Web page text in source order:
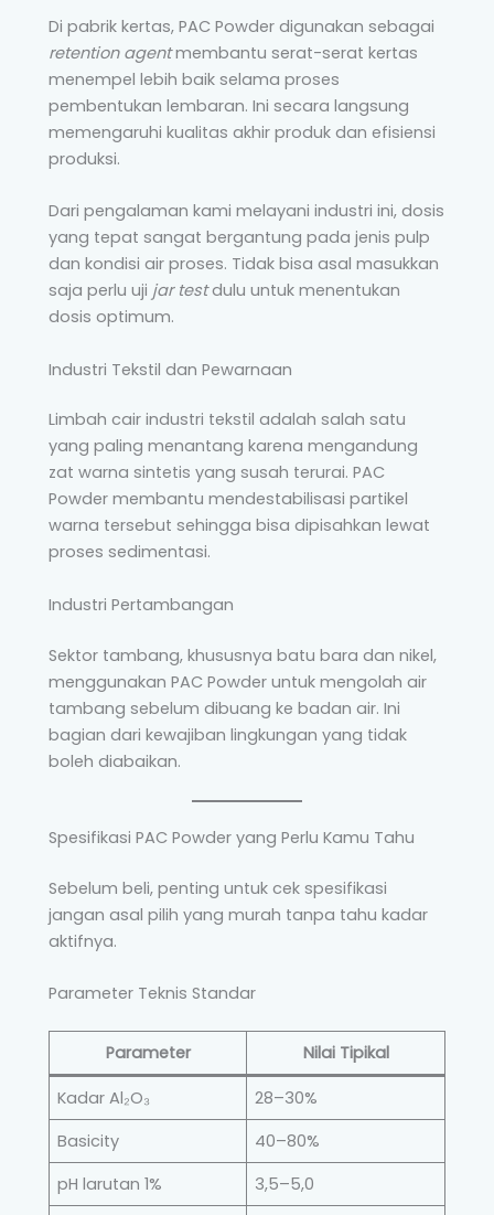
Di pabrik kertas, PAC Powder digunakan sebagai
retention agentmembantu serat-serat kertas
menempel lebih baik selama proses
pembentukan lembaran. Ini secara langsung
memengaruhi kualitas akhir produk dan efisiensi
produksi.
Dari pengalaman kami melayani industri ini, dosis
yang tepat sangat bergantung pada jenis pulp
dan kondisi air proses. Tidak bisa asal masukkan
saja perlu uji jar testdulu untuk menentukan
dosis optimum.
Industri Tekstil dan Pewarnaan
Limbah cair industri tekstil adalah salah satu
yang paling menantang karena mengandung
zat warna sintetis yang susah terurai. PAC
Powder membantu mendestabilisasi partikel
warna tersebut sehingga bisa dipisahkan lewat
proses sedimentasi.
Industri Pertambangan
Sektor tambang, khususnya batu bara dan nikel,
menggunakan PAC Powder untuk mengolah air
tambang sebelum dibuang ke badan air. Ini
bagian dari kewajiban lingkungan yang tidak
boleh diabaikan.
Spesifikasi PAC Powder yang Perlu Kamu Tahu
Sebelum beli, penting untuk cek spesifikasi
jangan asal pilih yang murah tanpa tahu kadar
aktifnya.
Parameter Teknis Standar
Parameter Nilai Tipikal
Kadar Al₂O₃
28–30%
Basicity
40–80%
pH larutan 1%
3,5–5,0